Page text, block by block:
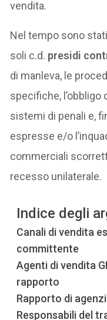
vendita.
Nel tempo sono
soli c.d. presidi
di manleva, le
specifiche, l’obbligo
sistemi di penali e,
espresse e/o
commerciali
recesso unilaterale.
Indice degli
Canali di vendita
committente
Agenti di vendita
rapporto
Rapporto di
Responsabili del